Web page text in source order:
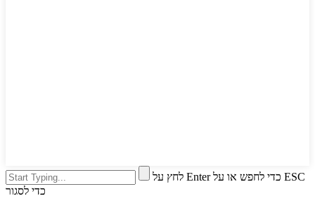
לחץ על Enter כדי לחפש או על ESC
כדי לסגור